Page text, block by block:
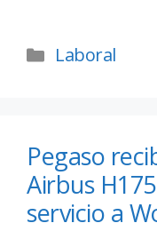
Laboral
Pegaso
Airbus
servicio a